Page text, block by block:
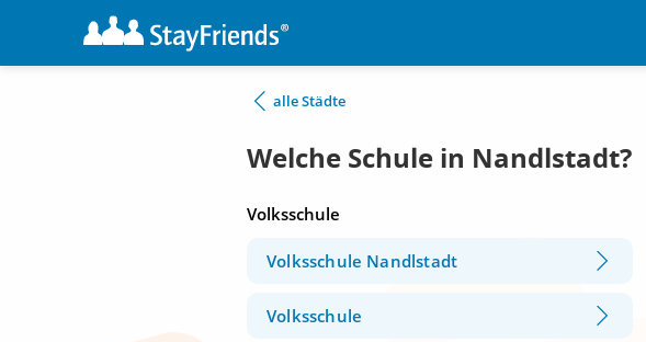
alle Städte
Welche Schule in Nandlstadt?
Volksschule
Volksschule Nandlstadt
Volksschule